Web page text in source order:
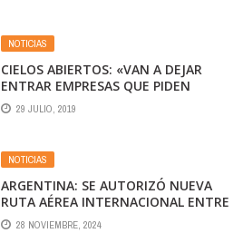
NOTICIAS
CIELOS ABIERTOS: «VAN A DEJAR
ENTRAR EMPRESAS QUE PIDEN
PROTECCIONISMO EN SU PROPIO
PAÍS»
29 JULIO, 2019
NOTICIAS
ARGENTINA: SE AUTORIZÓ NUEVA
RUTA AÉREA INTERNACIONAL ENTRE
ASUNCIÓN Y CÓRDOBA
28 NOVIEMBRE, 2024